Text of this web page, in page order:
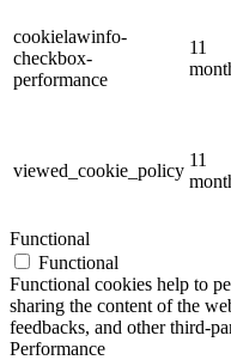
cookielawinfo-
checkbox-
performance
11
viewed_cookie_policy
11
Functional
Functional
Functional cookies help to
sharing the content of the
feedbacks, and other third-
Performance